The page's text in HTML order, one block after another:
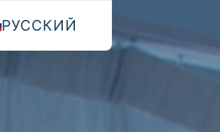
РУССКИЙ